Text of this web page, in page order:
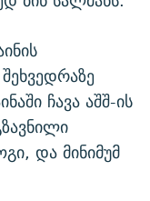
ჩავა აშშ-ის
და მინიმუმ